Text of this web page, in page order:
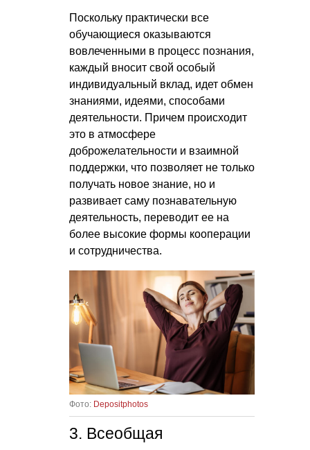
Поскольку практически все
обучающиеся оказываются
вовлеченными в процесс познания,
каждый вносит свой особый
индивидуальный вклад, идет обмен
знаниями, идеями, способами
деятельности. Причем происходит
это в атмосфере
доброжелательности и взаимной
поддержки, что позволяет не только
получать новое знание, но и
развивает саму познавательную
деятельность, переводит ее на
более высокие формы кооперации
и сотрудничества.
Фото: Depositphotos
3. Всеобщая